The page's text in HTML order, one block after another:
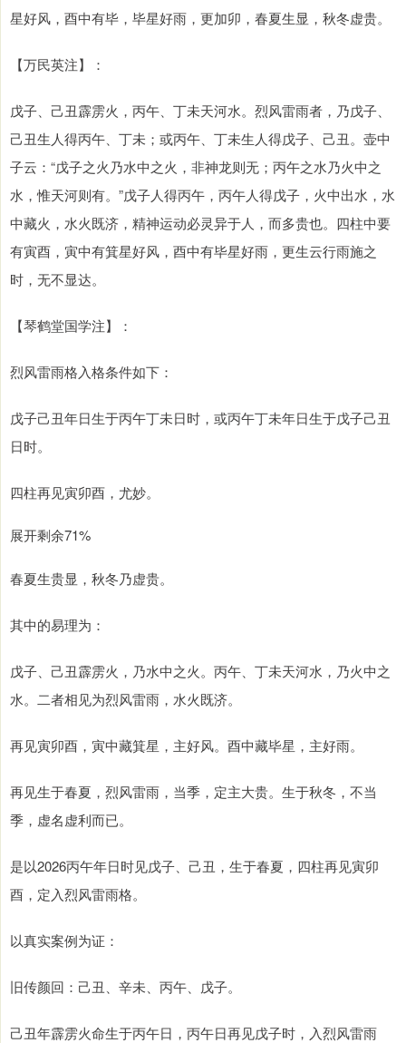
星好风，酉中有毕，毕星好雨，更加卯，春夏生显，秋冬虚贵。
【万民英注】：
戊子、己丑霹雳火，丙午、丁未天河水。烈风雷雨者，乃戊子、
己丑生人得丙午、丁未；或丙午、丁未生人得戊子、己丑。壶中
子云：“戊子之火乃水中之火，非神龙则无；丙午之水乃火中之
水，惟天河则有。”戊子人得丙午，丙午人得戊子，火中出水，水
中藏火，水火既济，精神运动必灵异于人，而多贵也。四柱中要
有寅酉，寅中有箕星好风，酉中有毕星好雨，更生云行雨施之
时，无不显达。
【琴鹤堂国学注】：
烈风雷雨格入格条件如下：
戊子己丑年日生于丙午丁未日时，或丙午丁未年日生于戊子己丑
日时。
四柱再见寅卯酉，尤妙。
展开剩余71%
春夏生贵显，秋冬乃虚贵。
其中的易理为：
戊子、己丑霹雳火，乃水中之火。丙午、丁未天河水，乃火中之
水。二者相见为烈风雷雨，水火既济。
再见寅卯酉，寅中藏箕星，主好风。酉中藏毕星，主好雨。
再见生于春夏，烈风雷雨，当季，定主大贵。生于秋冬，不当
季，虚名虚利而已。
是以2026丙午年日时见戊子、己丑，生于春夏，四柱再见寅卯
酉，定入烈风雷雨格。
以真实案例为证：
旧传颜回：己丑、辛未、丙午、戊子。
己丑年霹雳火命生于丙午日，丙午日再见戊子时，入烈风雷雨